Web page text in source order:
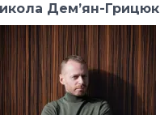
Дем’ян-Грицюк